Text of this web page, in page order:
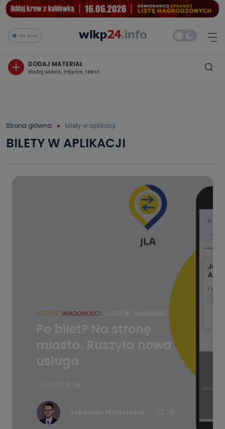
Na żywo
DODAJ MATERIAŁ
dodaj wideo, zdjęcie, tekst
Strona główna bilety w aplikacji
BILETY W APLIKACJI
REGION WIADOMOŚCI JAROCIN SAMORZĄD